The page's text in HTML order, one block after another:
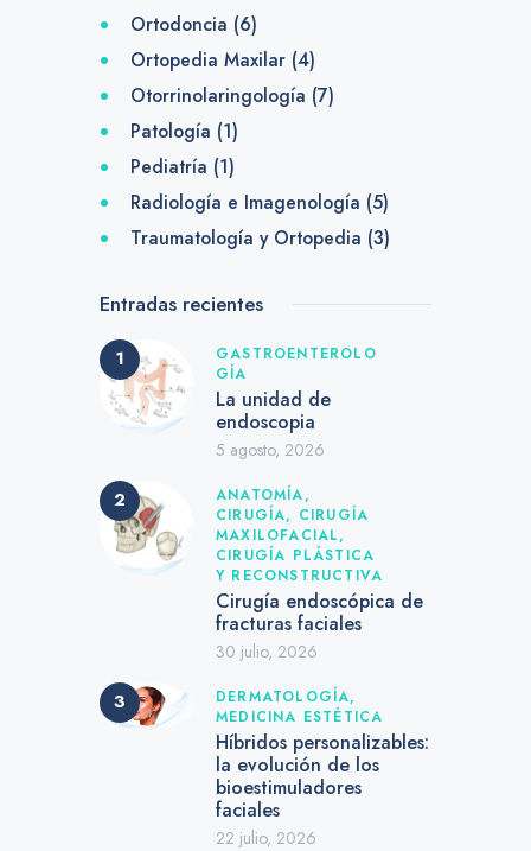
Ortodoncia (6)
Ortopedia Maxilar(4)
Otorrinolaringología (7)
Patología (1)
Pediatría (1)
Radiología e Imagenología (5)
Traumatología y Ortopedia (3)
Entradas recientes
GASTROENTEROLO
GÍA
La unidad de
endoscopia
5 agosto, 2026
ANATOMÍA,
CIRUGÍA, CIRUGÍA
MAXILOFACIAL,
CIRUGÍA PLÁSTICA
Y RECONSTRUCTIVA
Cirugía endoscópica de
fracturas faciales
30 julio, 2026
DERMATOLOGÍA,
MEDICINA ESTÉTICA
Híbridos personalizables:
la evolución de los
bioestimuladores
faciales
22 julio, 2026